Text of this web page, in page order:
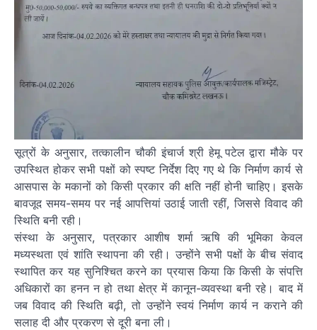
सूत्रों के अनुसार, तत्कालीन चौकी इंचार्ज श्री हेमू पटेल द्वारा मौके पर
उपस्थित होकर सभी पक्षों को स्पष्ट निर्देश दिए गए थे कि निर्माण कार्य से
आसपास के मकानों को किसी प्रकार की क्षति नहीं होनी चाहिए। इसके
बावजूद समय-समय पर नई आपत्तियां उठाई जाती रहीं, जिससे विवाद की
स्थिति बनी रही।
संस्था के अनुसार, पत्रकार आशीष शर्मा ऋषि की भूमिका केवल
मध्यस्थता एवं शांति स्थापना की रही। उन्होंने सभी पक्षों के बीच संवाद
स्थापित कर यह सुनिश्चित करने का प्रयास किया कि किसी के संपत्ति
अधिकारों का हनन न हो तथा क्षेत्र में कानून-व्यवस्था बनी रहे। बाद में
जब विवाद की स्थिति बढ़ी, तो उन्होंने स्वयं निर्माण कार्य न कराने की
सलाह दी और प्रकरण से दूरी बना ली।